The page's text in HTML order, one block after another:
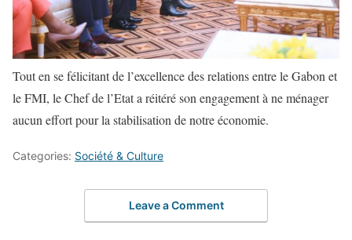
Tout en se félicitant de l’excellence des relations entre le Gabon et
le FMI, le Chef de l’Etat a réitéré son engagement à ne ménager
aucun effort pour la stabilisation de notre économie.
Categories: Société & Culture
Leave a Comment